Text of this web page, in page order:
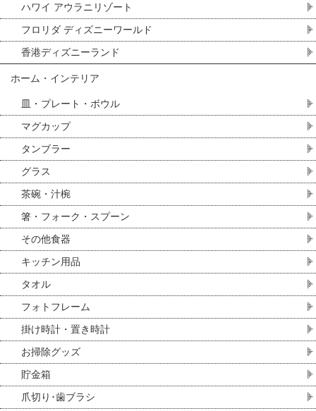
ハワイ アウラニリゾート
フロリダ ディズニーワールド
香港ディズニーランド
ホーム・インテリア
皿・プレート・ボウル
マグカップ
タンブラー
グラス
茶碗・汁椀
箸・フォーク・スプーン
その他食器
キッチン用品
タオル
フォトフレーム
掛け時計・置き時計
お掃除グッズ
貯金箱
爪切り･歯ブラシ